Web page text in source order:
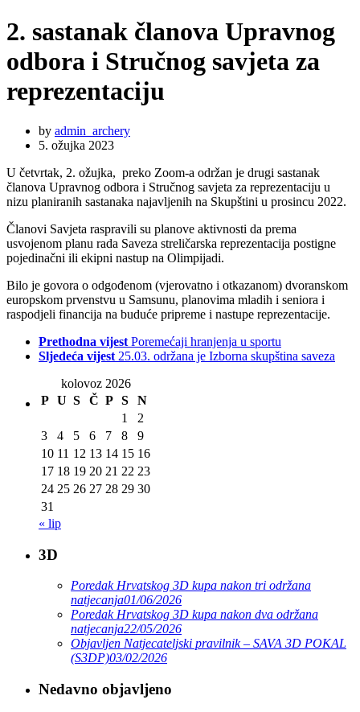
2. sastanak članova Upravnog
odbora i Stručnog savjeta za
reprezentaciju
by admin_archery
5. ožujka 2023
U četvrtak, 2. ožujka, preko Zoom-a održan je drugi sastanak
članova Upravnog odbora i Stručnog savjeta za reprezentaciju u
nizu planiranih sastanaka najavljenih na Skupštini u prosincu 2022.
Članovi Savjeta raspravili su planove aktivnosti da prema
usvojenom planu rada Saveza streličarska reprezentacija postigne
pojedinačni ili ekipni nastup na Olimpijadi.
Bilo je govora o odgođenom (vjerovatno i otkazanom) dvoranskom
europskom prvenstvu u Samsunu, planovima mladih i seniora i
raspodjeli financija na buduće pripreme i nastupe reprezentacije.
Prethodna vijest Poremećaji hranjenja u sportu
Sljedeća vijest 25.03. održana je Izborna skupština saveza
kolovoz 2026
P U S Č P S
N
1
2
3
4 5 6 7 8
9
10 11 12 13 14 15 16
17 18 19 20 21 22 23
24 25 26 27 28 29 30
31
« lip
3D
Poredak Hrvatskog 3D kupa nakon tri održana
natjecanja01/06/2026
Poredak Hrvatskog 3D kupa nakon dva održana
natjecanja22/05/2026
Objavljen Natjecateljski pravilnik – SAVA 3D POKAL
(S3DP)03/02/2026
Nedavno objavljeno